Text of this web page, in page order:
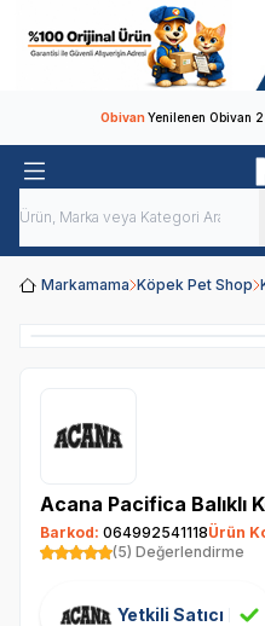
ObivanYenilenen Obivan 2
Markamama Köpek Pet Shop
Acana Pacifica Balıklı
Barkod: 064992541118Ürün
(5) Değerlendirme
Yetkili Satıcı